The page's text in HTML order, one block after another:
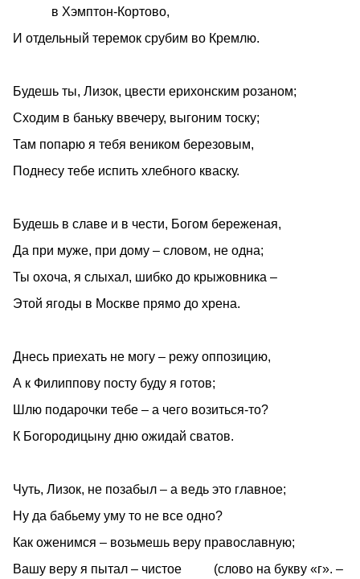
в Хэмптон-Кортово,
И отдельный теремок срубим во Кремлю.
Будешь ты, Лизок, цвести ерихонским розаном;
Сходим в баньку ввечеру, выгоним тоску;
Там попарю я тебя веником березовым,
Поднесу тебе испить хлебного кваску.
Будешь в славе и в чести, Богом береженая,
Да при муже, при дому – словом, не одна;
Ты охоча, я слыхал, шибко до крыжовника –
Этой ягоды в Москве прямо до хрена.
Днесь приехать не могу – режу оппозицию,
А к Филиппову посту буду я готов;
Шлю подарочки тебе – а чего возиться-то?
К Богородицыну дню ожидай сватов.
Чуть, Лизок, не позабыл – а ведь это главное;
Ну да бабьему уму то не все одно?
Как оженимся – возьмешь веру православную;
Вашу веру я пытал – чистое (слово на букву «г». –